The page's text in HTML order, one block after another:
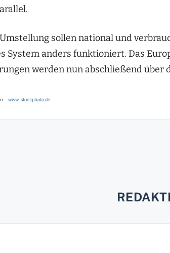
sollen national und
System anders funktioniert. Das
werden nun abschließend über
– www.istockphoto.de